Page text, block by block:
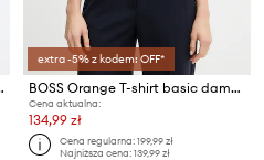
C Emma
extra -5% z kodem: OFF*
BOSS Orange T-shirt basic damski bawełniany C Esogo 1
Cena aktualna:
134,99 zł
Cena regularna:199,99 zł
Najniższa cena:139,99 zł